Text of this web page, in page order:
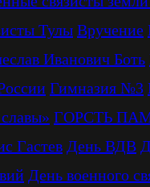
Тулы Вручение
Иванович Боть
Гимназия №3
ГОРСТЬ
Гастев День ВДВ
День военного